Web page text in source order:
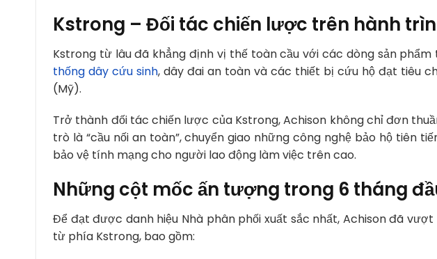
Kstrong – Đối tác chiến lược trên hành
Kstrong từ lâu đã khẳng định vị thế toàn cầu với các dòng sản
thống dây cứu sinh, dây đai an toàn và các thiết bị cứu hộ đạt tiêu
(Mỹ).
Trở thành đối tác chiến lược của Kstrong, Achison không chỉ đơn
trò là “cầu nối an toàn”, chuyển giao những công nghệ bảo hộ tiên
bảo vệ tính mạng cho người lao động làm việc trên cao.
Những cột mốc ấn tượng trong 6 tháng
Để đạt được danh hiệu Nhà phân phối xuất sắc nhất, Achison đã
từ phía Kstrong, bao gồm: